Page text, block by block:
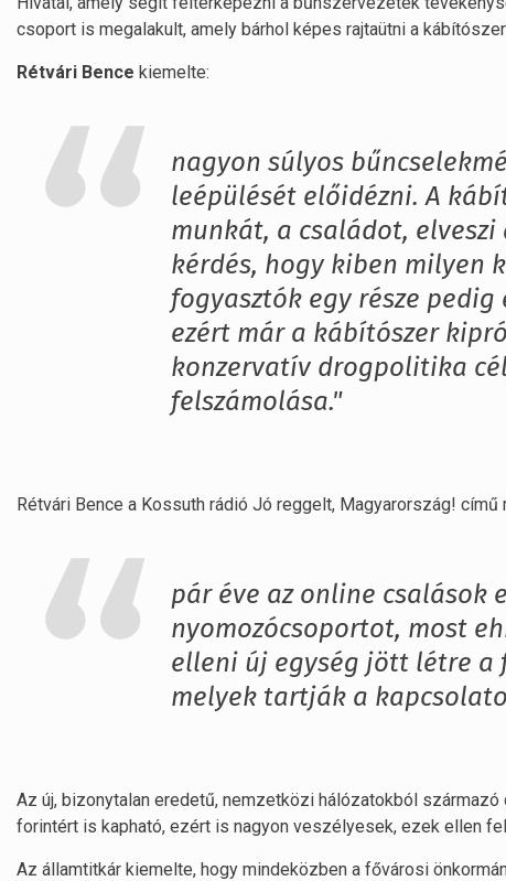
csoport is megalakult, amely bárhol képes rajtaütni a
Rétvári Bence kiemelte:
nagyon súlyos
leépülését előidézni. A
munkát, a családot,
kérdés, hogy kiben milyen
fogyasztók egy része
ezért már a kábítószer
konzervatív drogpolitika
felszámolása."
Rétvári Bence a Kossuth rádió Jó reggelt, Magyarország! című
pár éve az online
nyomozócsoportot, most
elleni új egység jött létre a
melyek tartják a
Az új, bizonytalan eredetű, nemzetközi hálózatokból
forintért is kapható, ezért is nagyon veszélyesek, ezek ellen
Az államtitkár kiemelte, hogy mindeközben a fővárosi